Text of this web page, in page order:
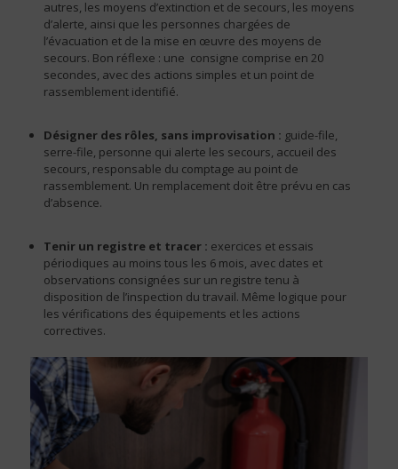
autres, les moyens d’extinction et de secours, les moyens
d’alerte, ainsi que les personnes chargées de
l’évacuation et de la mise en œuvre des moyens de
secours. Bon réflexe : une consigne comprise en 20
secondes, avec des actions simples et un point de
rassemblement identifié.
Désigner des rôles, sans improvisation : guide-file,
serre-file, personne qui alerte les secours, accueil des
secours, responsable du comptage au point de
rassemblement. Un remplacement doit être prévu en cas
d’absence.
Tenir un registre et tracer : exercices et essais
périodiques au moins tous les 6 mois, avec dates et
observations consignées sur un registre tenu à
disposition de l’inspection du travail. Même logique pour
les vérifications des équipements et les actions
correctives.